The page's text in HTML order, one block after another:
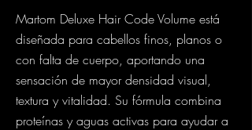
Martom Deluxe Hair Code Volume está
diseñada para cabellos finos, planos o
con falta de cuerpo, aportando una
sensación de mayor densidad visual,
textura y vitalidad. Su fórmula combina
proteínas y aguas activas para ayudar a